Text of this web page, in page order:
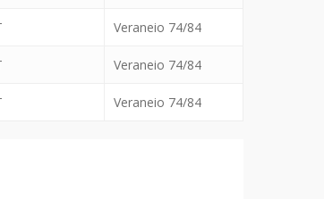
Veraneio 74/84
Veraneio 74/84
Veraneio 74/84